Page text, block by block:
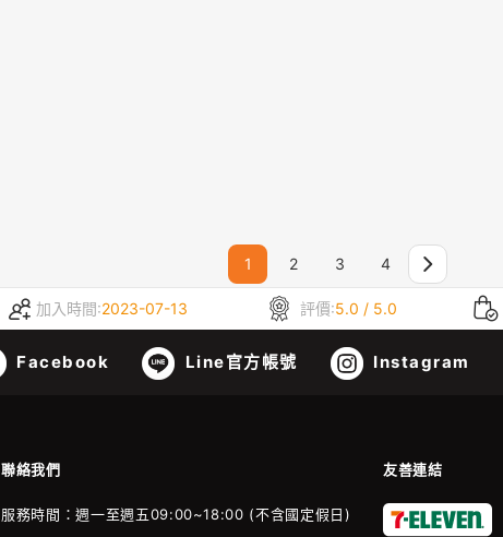
1 2 3 4
加入時間:2023-07-13 評價:5.0 / 5.0
Facebook Line官方帳號 Instagram
聯絡我們 友善連結
服務時間：週一至週五09:00~18:00 (不含國定假日)